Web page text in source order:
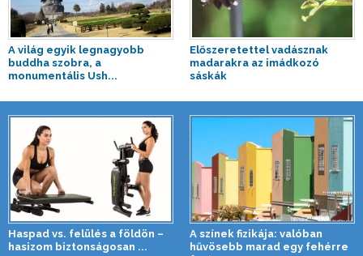
A világ egyik legnagyobb
buddha szobra, a
monumentális Ush...
Előszeretettel vadásznak
madarakra az imádkozó
sáskák
Haspad vs. felülés a földön –
hasizom biztonságosan ...
A színek fizikája: valóban
hűvösebb marad egy fehérre